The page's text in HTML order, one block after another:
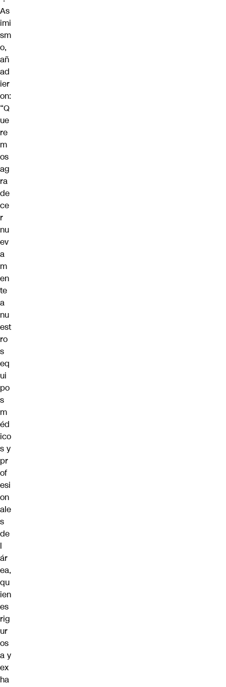
As
imi
sm
o,
añ
ad
ier
on:
“Q
ue
re
m
os
ag
ra
de
ce
r
nu
ev
a
m
en
te
a
nu
est
ro
s
eq
ui
po
s
m
éd
ico
s y
pr
of
esi
on
ale
s
de
l
ár
ea,
qu
ien
es
rig
ur
os
a y
ex
ha